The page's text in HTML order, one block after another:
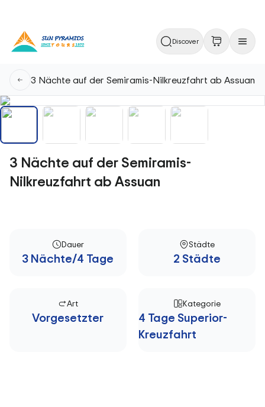
Discover
3 Nächte auf der Semiramis-Nilkreuzfahrt ab Assuan
3 Nächte auf der Semiramis-
Nilkreuzfahrt ab Assuan
Dauer
3 Nächte/4 Tage
Städte
2 Städte
Art
Vorgesetzter
Kategorie
4 Tage Superior-
Kreuzfahrt